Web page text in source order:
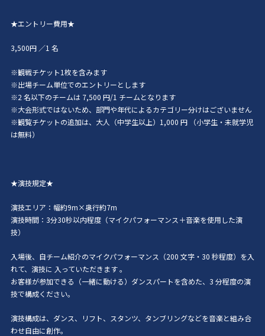
★エントリー費用★
3,500円 ／1 名
※観戦チケット1枚を含みます
※出場チーム単位でのエントリーとします
※2 名以下のチームは 7,500 円/1 チームとなります
※大会形式ではないため、部門や年代によるカテゴリー分けはございません
※観覧チケットの追加は、大人（中学生以上）1,000 円 （小学生・未就学児
は無料）
★演技規定★
演技エリア：幅約9m×奥行約7m
演技時間：3分30秒以内程度（マイクパフォーマンス＋音楽を使用した演
技）
入場後、自チーム紹介のマイクパフォーマンス（200 文字・30 秒程度）を入
れて、演技に 入っていただきます 。
お客様が参加できる（一緒に動ける）ダンスパートを含めた、3 分程度の演
技で構成ください。
演技構成は、ダンス、リフト、スタンツ、タンブリングなどを音楽と組み合
わせ自由に創作。